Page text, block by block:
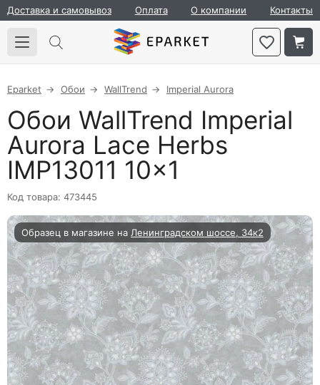
Доставка и самовывоз Оплата О компании Контакты
Eparket Обои WallTrend Imperial Aurora
Обои WallTrend Imperial
Aurora Lace Herbs
IMP13011 10×1
Код товара: 473445
Образец в магазине на Ленинградском шоссе, 34к2